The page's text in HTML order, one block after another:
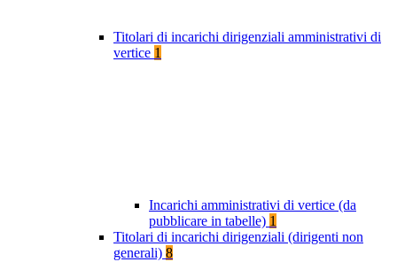
Titolari di incarichi dirigenziali amministrativi di
vertice 1
Incarichi amministrativi di vertice (da
pubblicare in tabelle) 1
Titolari di incarichi dirigenziali (dirigenti non
generali) 8